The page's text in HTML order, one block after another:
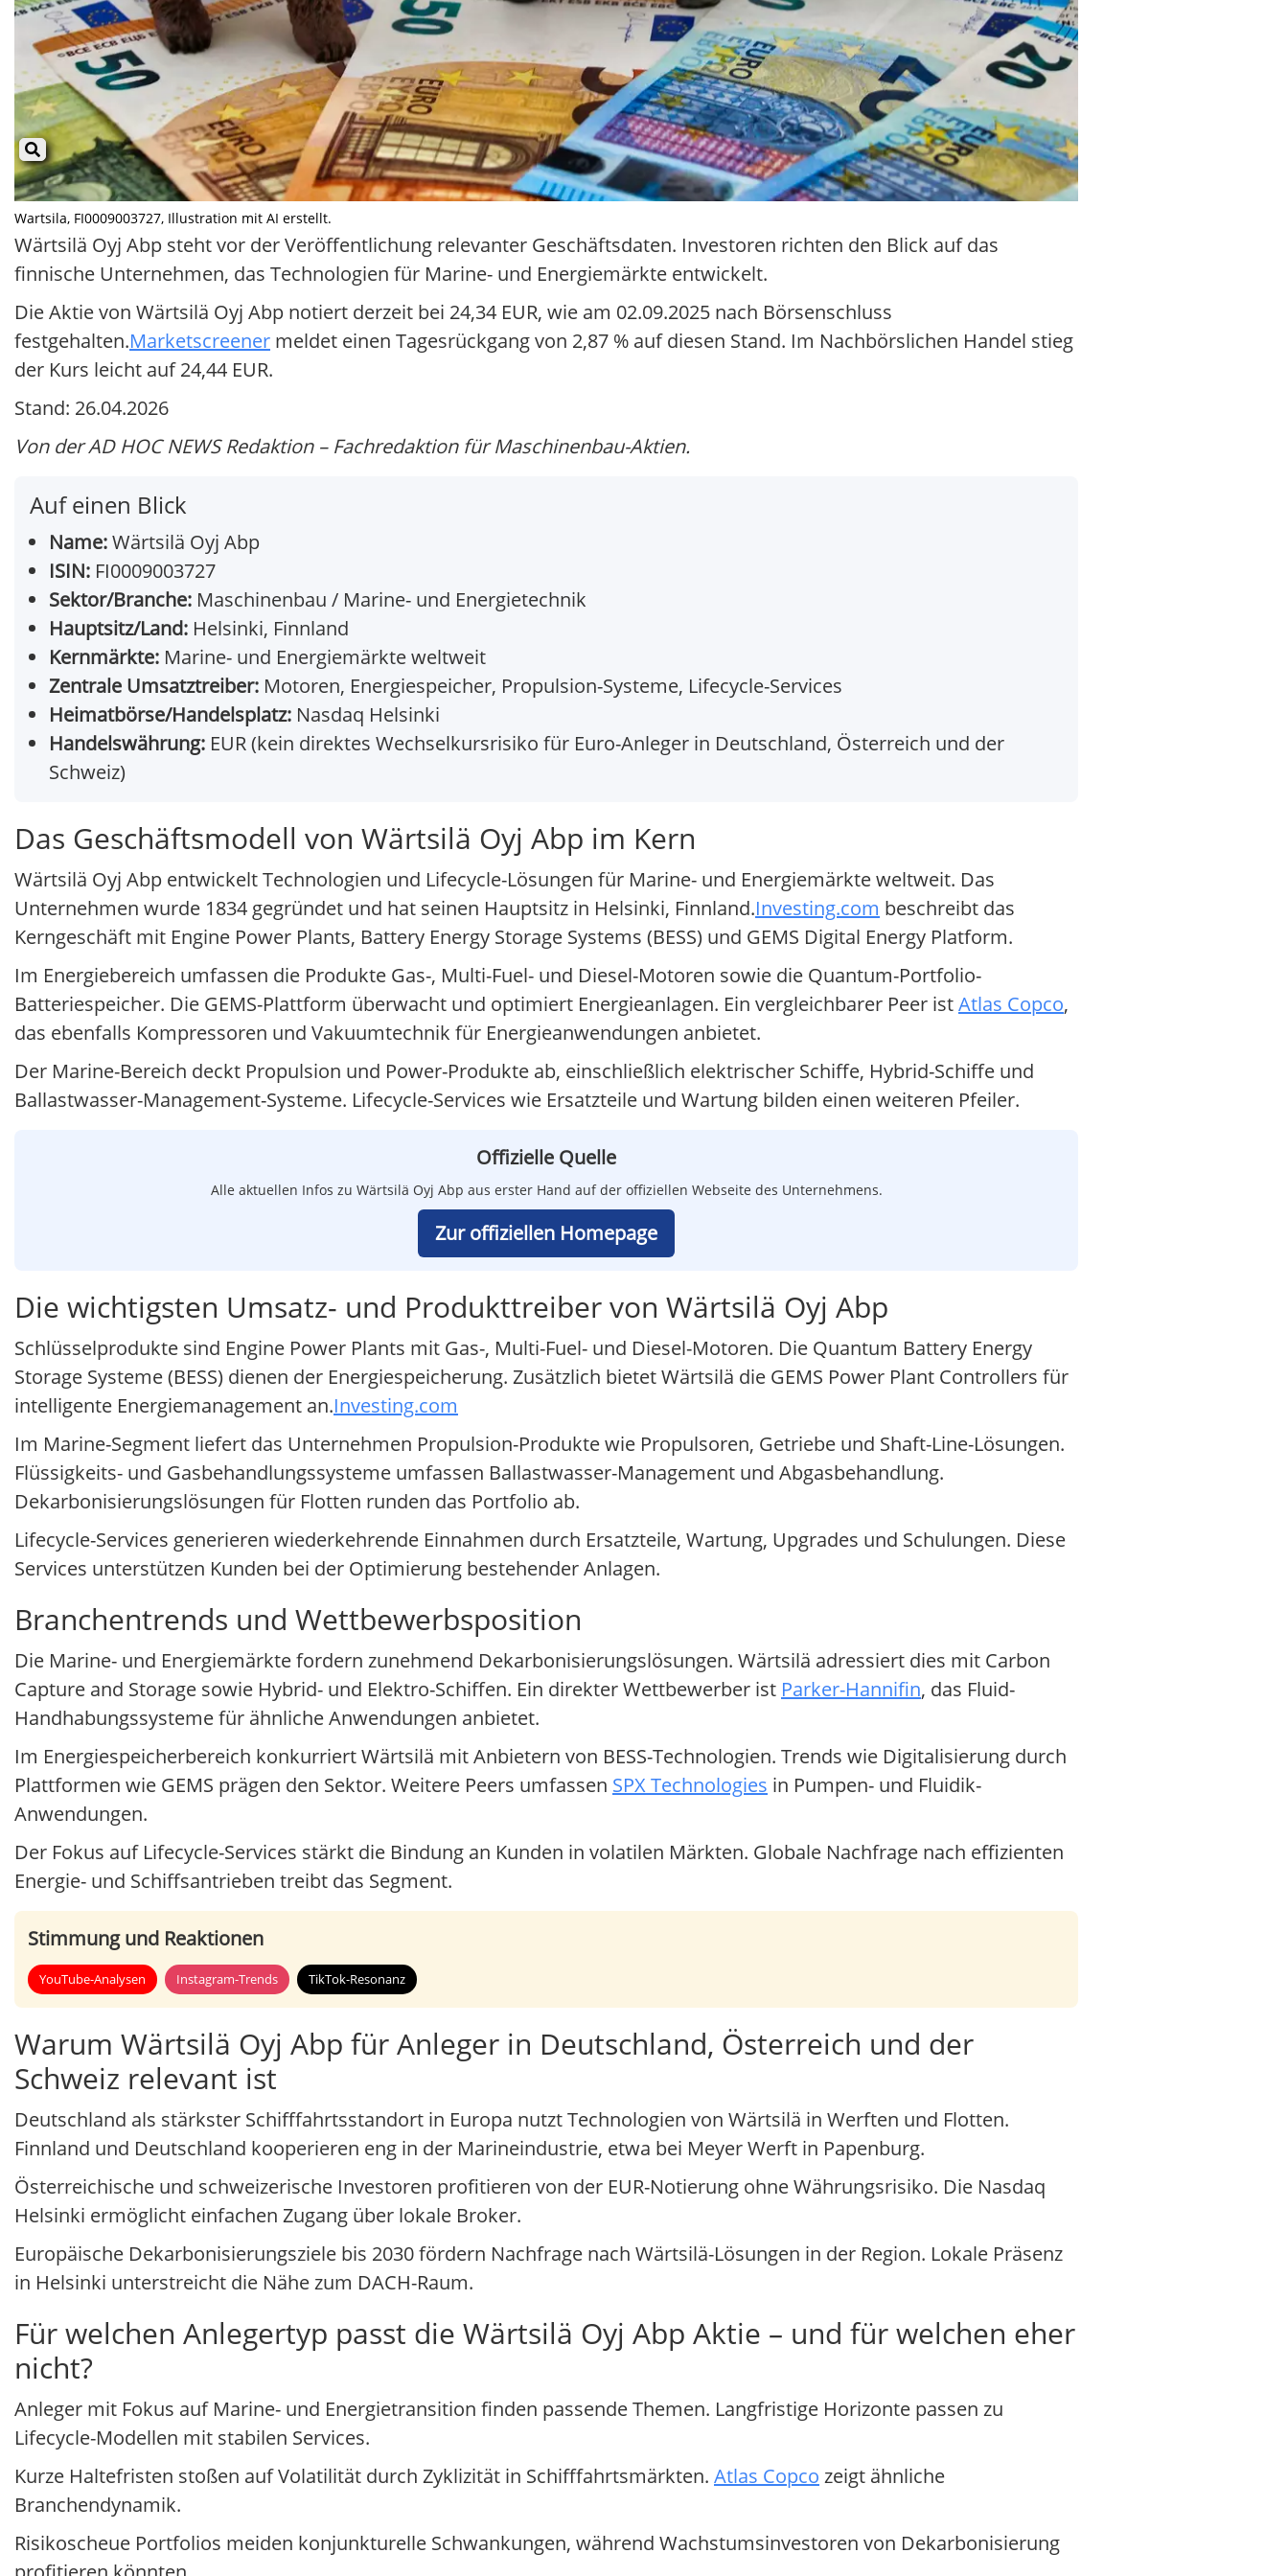
Wartsila, FI0009003727, Illustration mit AI erstellt.
Wärtsilä Oyj Abp steht vor der Veröffentlichung relevanter Geschäftsdaten. Investoren richten den Blick auf das
finnische Unternehmen, das Technologien für Marine- und Energiemärkte entwickelt.
Die Aktie von Wärtsilä Oyj Abp notiert derzeit bei 24,34 EUR, wie am 02.09.2025 nach Börsenschluss
festgehalten.Marketscreener meldet einen Tagesrückgang von 2,87 % auf diesen Stand. Im Nachbörslichen Handel stieg
der Kurs leicht auf 24,44 EUR.
Stand: 26.04.2026
Von der AD HOC NEWS Redaktion – Fachredaktion für Maschinenbau-Aktien.
Auf einen Blick
Name:Wärtsilä Oyj Abp
ISIN: FI0009003727
Sektor/Branche: Maschinenbau / Marine- und Energietechnik
Hauptsitz/Land: Helsinki, Finnland
Kernmärkte: Marine- und Energiemärkte weltweit
Zentrale Umsatztreiber: Motoren, Energiespeicher, Propulsion-Systeme, Lifecycle-Services
Heimatbörse/Handelsplatz: Nasdaq Helsinki
Handelswährung: EUR (kein direktes Wechselkursrisiko für Euro-Anleger in Deutschland, Österreich und der
Schweiz)
Das Geschäftsmodell von Wärtsilä Oyj Abp im Kern
Wärtsilä Oyj Abp entwickelt Technologien und Lifecycle-Lösungen für Marine- und Energiemärkte weltweit. Das
Unternehmen wurde 1834 gegründet und hat seinen Hauptsitz in Helsinki, Finnland.Investing.com beschreibt das
Kerngeschäft mit Engine Power Plants, Battery Energy Storage Systems (BESS) und GEMS Digital Energy Platform.
Im Energiebereich umfassen die Produkte Gas-, Multi-Fuel- und Diesel-Motoren sowie die Quantum-Portfolio-
Batteriespeicher. Die GEMS-Plattform überwacht und optimiert Energieanlagen. Ein vergleichbarer Peer istAtlas Copco,
das ebenfalls Kompressoren und Vakuumtechnik für Energieanwendungen anbietet.
Der Marine-Bereich deckt Propulsion und Power-Produkte ab, einschließlich elektrischer Schiffe, Hybrid-Schiffe und
Ballastwasser-Management-Systeme. Lifecycle-Services wie Ersatzteile und Wartung bilden einen weiteren Pfeiler.
Offizielle Quelle
Alle aktuellen Infos zu Wärtsilä Oyj Abp aus erster Hand auf der offiziellen Webseite des Unternehmens.
Zur offiziellen Homepage
Die wichtigsten Umsatz- und Produkttreiber von Wärtsilä Oyj Abp
Schlüsselprodukte sind Engine Power Plants mit Gas-, Multi-Fuel- und Diesel-Motoren. Die Quantum Battery Energy
Storage Systeme (BESS) dienen der Energiespeicherung. Zusätzlich bietet Wärtsilä die GEMS Power Plant Controllers für
intelligente Energiemanagement an.Investing.com
Im Marine-Segment liefert das Unternehmen Propulsion-Produkte wie Propulsoren, Getriebe und Shaft-Line-Lösungen.
Flüssigkeits- und Gasbehandlungssysteme umfassen Ballastwasser-Management und Abgasbehandlung.
Dekarbonisierungslösungen für Flotten runden das Portfolio ab.
Lifecycle-Services generieren wiederkehrende Einnahmen durch Ersatzteile, Wartung, Upgrades und Schulungen. Diese
Services unterstützen Kunden bei der Optimierung bestehender Anlagen.
Branchentrends und Wettbewerbsposition
Die Marine- und Energiemärkte fordern zunehmend Dekarbonisierungslösungen. Wärtsilä adressiert dies mit Carbon
Capture and Storage sowie Hybrid- und Elektro-Schiffen. Ein direkter Wettbewerber ist Parker-Hannifin, das Fluid-
Handhabungssysteme für ähnliche Anwendungen anbietet.
Im Energiespeicherbereich konkurriert Wärtsilä mit Anbietern von BESS-Technologien. Trends wie Digitalisierung durch
Plattformen wie GEMS prägen den Sektor. Weitere Peers umfassen SPX Technologies in Pumpen- und Fluidik-
Anwendungen.
Der Fokus auf Lifecycle-Services stärkt die Bindung an Kunden in volatilen Märkten. Globale Nachfrage nach effizienten
Energie- und Schiffsantrieben treibt das Segment.
Stimmung und Reaktionen
YouTube-Analysen Instagram-Trends TikTok-Resonanz
Warum Wärtsilä Oyj Abp für Anleger in Deutschland, Österreich und der
Schweiz relevant ist
Deutschland als stärkster Schifffahrtsstandort in Europa nutzt Technologien von Wärtsilä in Werften und Flotten.
Finnland und Deutschland kooperieren eng in der Marineindustrie, etwa bei Meyer Werft in Papenburg.
Österreichische und schweizerische Investoren profitieren von der EUR-Notierung ohne Währungsrisiko. Die Nasdaq
Helsinki ermöglicht einfachen Zugang über lokale Broker.
Europäische Dekarbonisierungsziele bis 2030 fördern Nachfrage nach Wärtsilä-Lösungen in der Region. Lokale Präsenz
in Helsinki unterstreicht die Nähe zum DACH-Raum.
Für welchen Anlegertyp passt die Wärtsilä Oyj Abp Aktie – und für welchen eher
nicht?
Anleger mit Fokus auf Marine- und Energietransition finden passende Themen. Langfristige Horizonte passen zu
Lifecycle-Modellen mit stabilen Services.
Kurze Haltefristen stoßen auf Volatilität durch Zyklizität in Schifffahrtsmärkten. Atlas Copco zeigt ähnliche
Branchendynamik.
Risikoscheue Portfolios meiden konjunkturelle Schwankungen, während Wachstumsinvestoren von Dekarbonisierung